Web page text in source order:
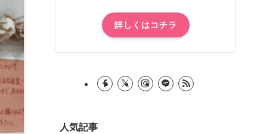
詳しくはコチラ
人気記事